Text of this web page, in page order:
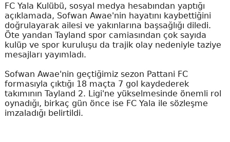
FC Yala Kulübü, sosyal medya hesabından yaptığı
açıklamada, Sofwan Awae'nin hayatını kaybettiğini
doğrulayarak ailesi ve yakınlarına başsağlığı diledi.
Öte yandan Tayland spor camiasından çok sayıda
kulüp ve spor kuruluşu da trajik olay nedeniyle taziye
mesajları yayımladı.
Sofwan Awae'nin geçtiğimiz sezon Pattani FC
formasıyla çıktığı 18 maçta 7 gol kaydederek
takımının Tayland 2. Ligi'ne yükselmesinde önemli rol
oynadığı, birkaç gün önce ise FC Yala ile sözleşme
imzaladığı belirtildi.